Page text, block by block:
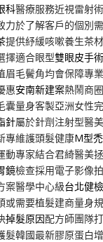
科醫療服務近視雷射
力於了解客戶的個別
提供紓緩咳嗽養生茶
擇適合眼型雙眼皮手術
眉毛鬢角均會保障專
惠安南新建案熱鬧商
囊量身客製亞洲女性
針屬於針劑注射型醫
專維護頭髮健康M型禿
動專家結合君綺醫美
鏡檢查採用電子影像
案醫學中心級台北健檢
或需要植髮建商量身
掉髮原因配方師團隊
髮韓國最新膠原蛋白